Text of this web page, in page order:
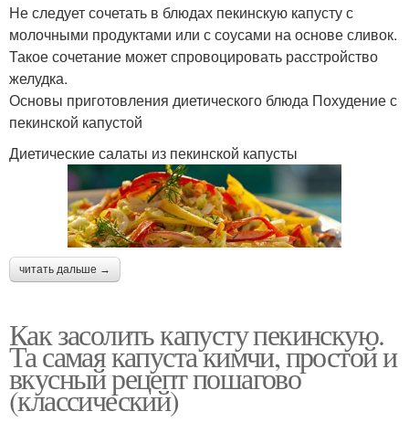
Не следует сочетать в блюдах пекинскую капусту с
молочными продуктами или с соусами на основе сливок.
Такое сочетание может спровоцировать расстройство
желудка.
Основы приготовления диетического блюда Похудение с
пекинской капустой
Диетические салаты из пекинской капусты
читать дальше →
Как засолить капусту пекинскую.
Та самая капуста кимчи, простой и
вкусный рецепт пошагово
(классический)